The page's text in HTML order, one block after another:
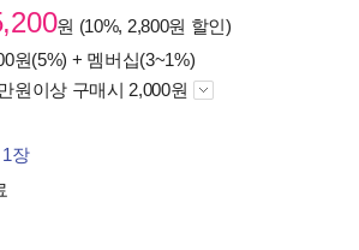
원 (10%, 2,800원 할인)
원(5%) + 멤버십(3~1%)
원이상 구매시 2,000원
장